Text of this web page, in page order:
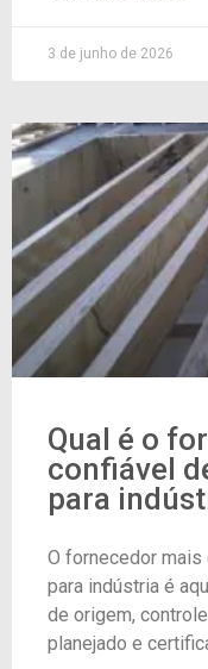
3 de junho de 2026
Qual é o
confiável
para
O fornecedor
para indústria é
de origem,
planejado e